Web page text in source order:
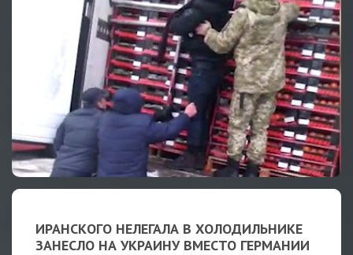
ИРАНСКОГО НЕЛЕГАЛА В ХОЛОДИЛЬНИКЕ
ЗАНЕСЛО НА УКРАИНУ ВМЕСТО ГЕРМАНИИ